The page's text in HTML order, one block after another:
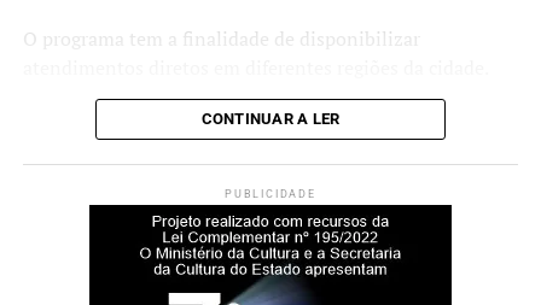
O programa tem a finalidade de disponibilizar
CONTINUAR A LER
PUBLICIDADE